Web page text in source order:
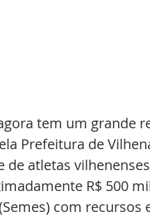
Prefeitura de
de atletas
R$ 500
com